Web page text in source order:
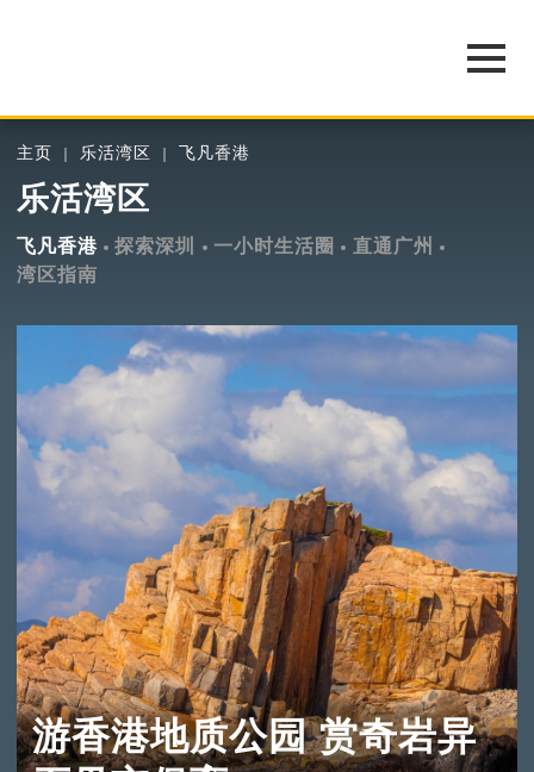
主页 乐活湾区 飞凡香港
乐活湾区
飞凡香港 探索深圳 一小时生活圈
直通广州
湾区指南
游香港地质公园 赏奇岩异